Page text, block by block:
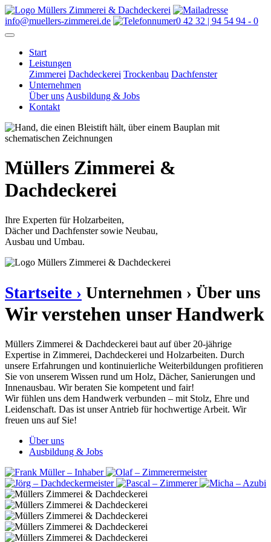
info@muellers-zimmerei.de 0 42 32 | 94 54 94 - 0
Start
Leistungen
Zimmerei Dachdeckerei Trockenbau Dachfenster
Unternehmen
Über uns Ausbildung & Jobs
Kontakt
Müllers Zimmerei &
Dachdeckerei
Ihre Experten für Holzarbeiten,
Dächer und Dachfenster sowie Neubau,
Ausbau und Umbau.
Startseite › Unternehmen › Über uns
Wir verstehen unser Handwerk
Müllers Zimmerei & Dachdeckerei baut auf über 20-jährige
Expertise in Zimmerei, Dachdeckerei und Holzarbeiten. Durch
unsere Erfahrungen und kontinuierliche Weiterbildungen profitieren
Sie von unserem Wissen rund um Holz, Dächer, Sanierungen und
Innenausbau. Wir beraten Sie kompetent und fair!
Wir fühlen uns dem Handwerk verbunden – mit Stolz, Ehre und
Leidenschaft. Das ist unser Antrieb für hochwertige Arbeit. Wir
freuen uns auf Sie!
Über uns
Ausbildung & Jobs